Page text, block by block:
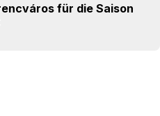
für die Saison